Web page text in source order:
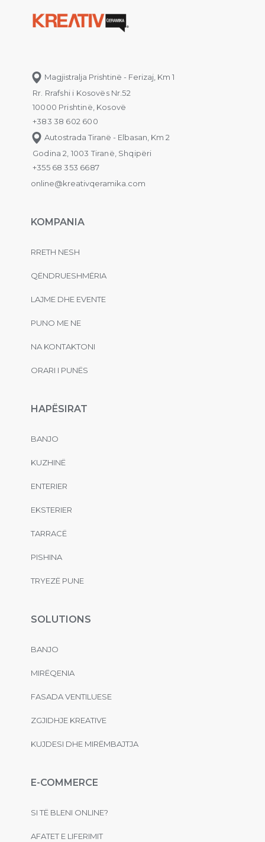
Magjistralja Prishtinë - Ferizaj, Km 1
Rr. Rrafshi i Kosovës Nr.52
10000 Prishtinë, Kosovë
+383 38 602 600
Autostrada Tiranë - Elbasan, Km 2
Godina 2, 1003 Tiranë, Shqipëri
+355 68 353 6687
online@kreativqeramika.com
KOMPANIA
RRETH NESH
QËNDRUESHMËRIA
LAJME DHE EVENTE
PUNO ME NE
NA KONTAKTONI
ORARI I PUNËS
HAPËSIRAT
BANJO
KUZHINË
ENTERIER
EKSTERIER
TARRACË
PISHINA
TRYEZË PUNE
SOLUTIONS
BANJO
MIRËQENIA
FASADA VENTILUESE
ZGJIDHJE KREATIVE
KUJDESI DHE MIRËMBAJTJA
E-COMMERCE
SI TË BLENI ONLINE?
AFATET E LIFERIMIT